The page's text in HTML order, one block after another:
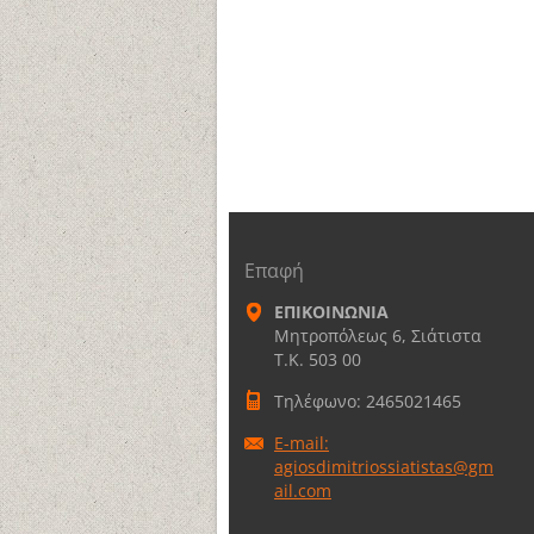
Επαφή
ΕΠΙΚΟΙΝΩΝΙΑ
Μητροπόλεως 6, Σιάτιστα
Τ.Κ. 503 00
Τηλέφωνο: 2465021465
E-mail:
agiosdimitriossiatistas@gm
ail.com